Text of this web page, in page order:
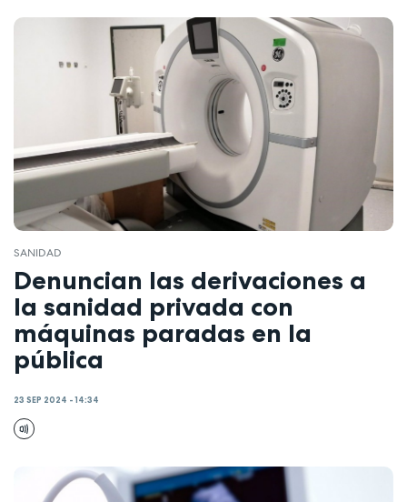
SANIDAD
Denuncian las derivaciones a
la sanidad privada con
máquinas paradas en la
pública
23 SEP 2024 - 14:34